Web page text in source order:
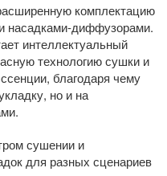
комплектацию
насадками-диффузорами.
интеллектуальный
технологию сушки и
благодаря чему
но и на
сушении и
для разных сценариев